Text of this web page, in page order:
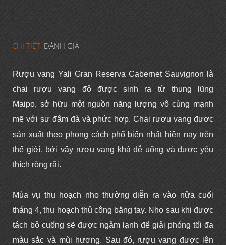
CHI TIẾT ĐÁNH GIÁ
Rượu vang Yali Gran Reserva Cabernet Sauvignon là
chai rượu vang đỏ được sinh ra từ thung lũng
Maipo, sở hữu một nguồn năng lượng vô cùng mạnh
mẽ với sự đậm đà và phức hợp. Chai rượu vang được
sản xuất theo phong cách phổ biến nhất hiện nay trên
thế giới, bởi vậy rượu vang khá dễ uống và được yêu
thích rộng rãi.
Mùa vụ thu hoạch nho thường diễn ra vào nửa cuối
tháng 4, thu hoạch thủ công bằng tay. Nho sau khi được
tách bỏ cuống sẽ được ngâm lạnh để giải phóng tối đa
màu sắc và mùi hương. Sau đó, rượu vang được lên